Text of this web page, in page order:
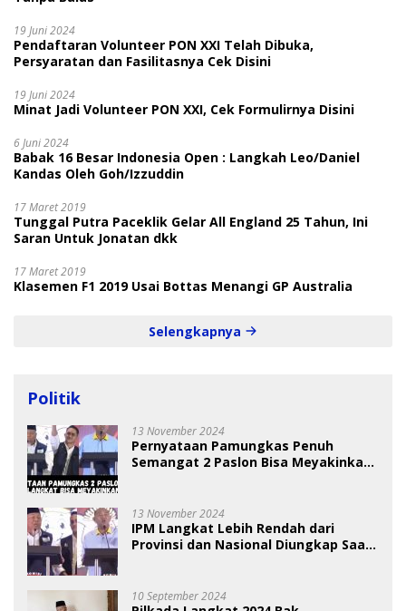
19 Juni 2024
Pendaftaran Volunteer PON XXI Telah Dibuka,
Persyaratan dan Fasilitasnya Cek Disini
19 Juni 2024
Minat Jadi Volunteer PON XXI, Cek Formulirnya Disini
6 Juni 2024
Babak 16 Besar Indonesia Open : Langkah Leo/Daniel
Kandas Oleh Goh/Izzuddin
17 Maret 2019
Tunggal Putra Paceklik Gelar All England 25 Tahun, Ini
Saran Untuk Jonatan dkk
17 Maret 2019
Klasemen F1 2019 Usai Bottas Menangi GP Australia
Selengkapnya
Politik
13 November 2024
Pernyataan Pamungkas Penuh
Semangat 2 Paslon Bisa Meyakinkan
13 November 2024
IPM Langkat Lebih Rendah dari
Provinsi dan Nasional Diungkap Saat
10 September 2024